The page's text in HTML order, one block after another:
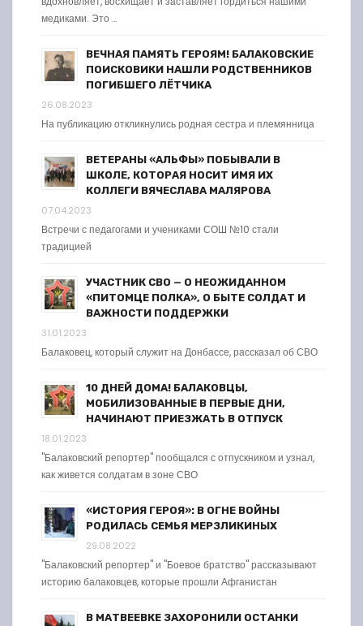
медиками. Это …
ВЕЧНАЯ ПАМЯТЬ ГЕРОЯМ! БАЛАКОВСКИЕ
ПОИСКОВИКИ НАШЛИ РОДСТВЕННИКОВ
ПОГИБШЕГО ЛЁТЧИКА
26.08.2023
На публикацию откликнулись родная сестра и племянница
ВЕТЕРАНЫ «АЛЬФЫ» ПОБЫВАЛИ В
ШКОЛЕ, КОТОРАЯ НОСИТ ИМЯ ИХ
КОЛЛЕГИ ВЯЧЕСЛАВА МАЛЯРОВА
07.04.2023
Встречи с педагогами и учениками СОШ №10 стали
традицией
УЧАСТНИК СВО — О НЕОЖИДАННОМ
«ПИТОМЦЕ ПОЛКА», О БЫТЕ СОЛДАТ И
ВАЖНОСТИ ПОДДЕРЖКИ
31.01.2023
Балаковец, который служит на Донбассе, рассказал об СВО
10 ДНЕЙ ДОМА! БАЛАКОВЦЫ,
МОБИЛИЗОВАННЫЕ В ПЕРВЫЕ ДНИ,
НАЧИНАЮТ ПРИЕЗЖАТЬ В ОТПУСК
18.01.2023
"Балаковский репортер" пообщался с отпускником и узнал,
как живется солдатам в зоне СВО
«ИСТОРИЯ ГЕРОЯ»: В ОГНЕ ВОЙНЫ
РОДИЛАСЬ СЕМЬЯ МЕРЗЛИКИНЫХ
29.08.2022
"Балаковский репортер" и "Боевое братство" рассказывают
историю балаковцев, которые прошли Афганистан
В МАТВЕЕВКЕ ЗАХОРОНИЛИ ОСТАНКИ